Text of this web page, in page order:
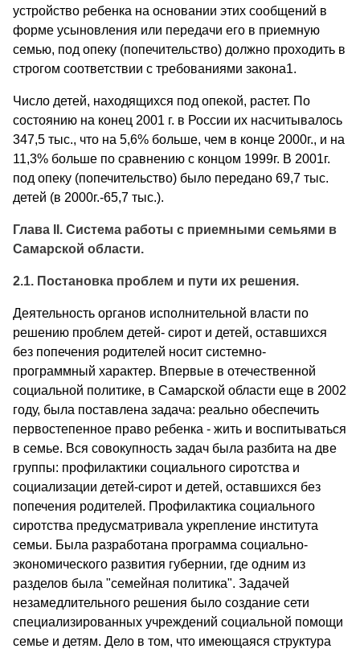
устройство ребенка на основании этих сообщений в
форме усыновления или передачи его в приемную
семью, под опеку (попечительство) должно проходить в
строгом соответствии с требованиями закона1.
Число детей, находящихся под опекой, растет. По
состоянию на конец 2001 г. в России их насчитывалось
347,5 тыс., что на 5,6% больше, чем в конце 2000г., и на
11,3% больше по сравнению с концом 1999г. В 2001г.
под опеку (попечительство) было передано 69,7 тыс.
детей (в 2000г.-65,7 тыс.).
Глава II. Система работы с приемными семьями в
Самарской области.
2.1. Постановка проблем и пути их решения.
Деятельность органов исполнительной власти по
решению проблем детей- сирот и детей, оставшихся
без попечения родителей носит системно-
программный характер. Впервые в отечественной
социальной политике, в Самарской области еще в 2002
году, была поставлена задача: реально обеспечить
первостепенное право ребенка - жить и воспитываться
в семье. Вся совокупность задач была разбита на две
группы: профилактики социального сиротства и
социализации детей-сирот и детей, оставшихся без
попечения родителей. Профилактика социального
сиротства предусматривала укрепление института
семьи. Была разработана программа социально-
экономического развития губернии, где одним из
разделов была "семейная политика". Задачей
незамедлительного решения было создание сети
специализированных учреждений социальной помощи
семье и детям. Дело в том, что имеющаяся структура